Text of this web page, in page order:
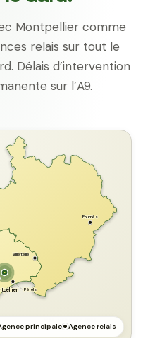
Montpellier comme
relais sur tout le
Délais d’intervention
sur l’A9.
Pérols
Fournès
Villetelle
principale Agence relais